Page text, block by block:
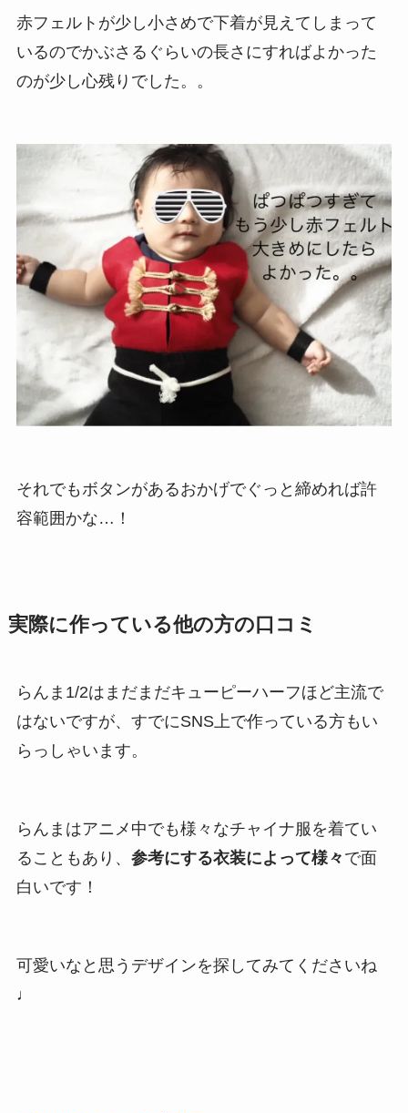
赤フェルトが少し小さめで下着が見えてしまって
いるのでかぶさるぐらいの長さにすればよかった
のが少し心残りでした。。
それでもボタンがあるおかげでぐっと締めれば許
容範囲かな…！
実際に作っている他の方の口コミ
らんま1/2はまだまだキューピーハーフほど主流で
はないですが、すでにSNS上で作っている方もい
らっしゃいます。
らんまはアニメ中でも様々なチャイナ服を着てい
ることもあり、 参考にする衣装によって様々 で面
白いです！
可愛いなと思うデザインを探してみてくださいね
♩